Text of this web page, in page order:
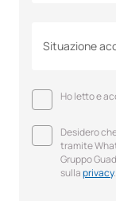
Situazione
Ho letto e
Desidero
tramite
Gruppo
sullaprivacy.